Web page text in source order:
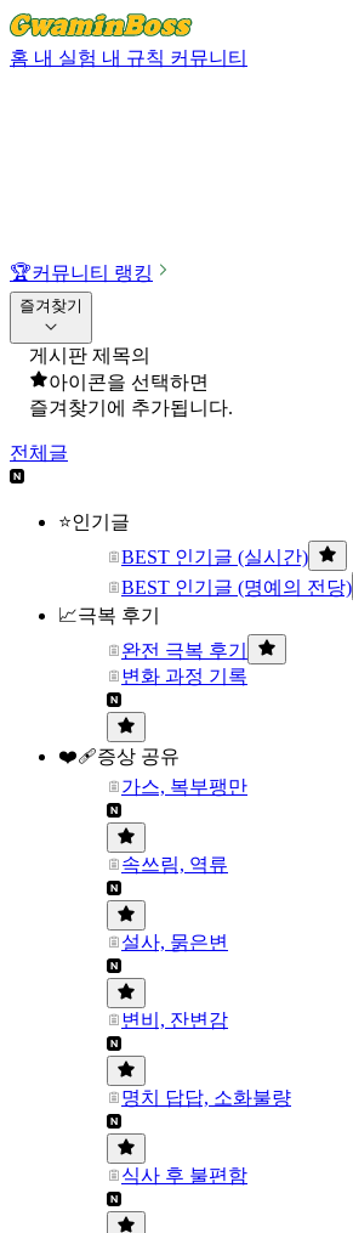
홈 내 실험 내 규칙 커뮤니티
🏆커뮤니티 랭킹
즐겨찾기
게시판 제목의
아이콘을 선택하면
즐겨찾기에 추가됩니다.
전체글
⭐인기글
BEST 인기글 (실시간)
BEST 인기글 (명예의 전당)
📈극복 후기
완전 극복 후기
변화 과정 기록
❤️‍🩹증상 공유
가스, 복부팽만
속쓰림, 역류
설사, 묽은변
변비, 잔변감
명치 답답, 소화불량
식사 후 불편함